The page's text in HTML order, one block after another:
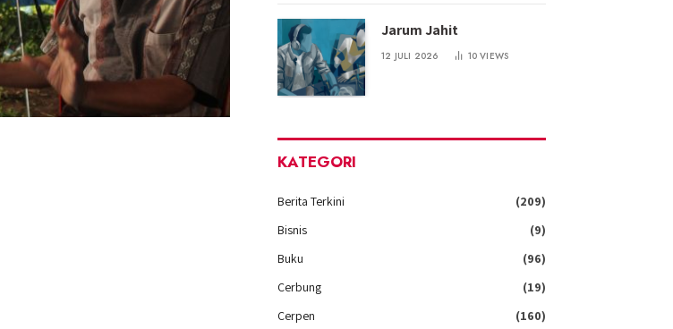
Jarum Jahit
12 JULI 2026 10VIEWS
KATEGORI
Berita Terkini
(209)
Bisnis
(9)
Buku
(96)
Cerbung
(19)
Cerpen
(160)